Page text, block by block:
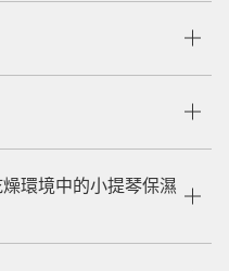
環境中的小提琴保濕